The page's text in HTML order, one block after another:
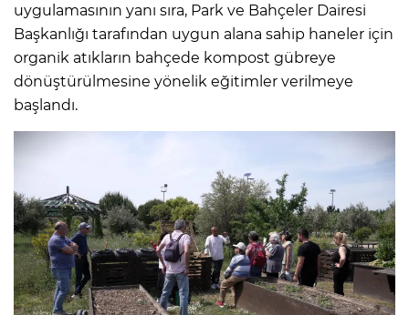
uygulamasının yanı sıra, Park ve Bahçeler Dairesi
Başkanlığı tarafından uygun alana sahip haneler için
organik atıkların bahçede kompost gübreye
dönüştürülmesine yönelik eğitimler verilmeye
başlandı.